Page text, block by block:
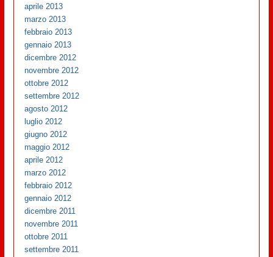
aprile 2013
marzo 2013
febbraio 2013
gennaio 2013
dicembre 2012
novembre 2012
ottobre 2012
settembre 2012
agosto 2012
luglio 2012
giugno 2012
maggio 2012
aprile 2012
marzo 2012
febbraio 2012
gennaio 2012
dicembre 2011
novembre 2011
ottobre 2011
settembre 2011